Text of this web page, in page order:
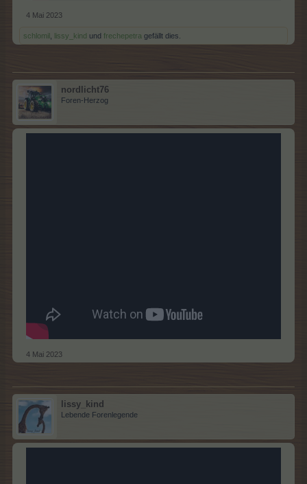
4 Mai 2023
schlomil lissy_kind und frechepetra gefällt dies.
nordlicht76
Foren-Herzog
4 Mai 2023
lissy_kind
Lebende Forenlegende